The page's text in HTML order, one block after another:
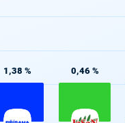
1,38 % 0,46 %